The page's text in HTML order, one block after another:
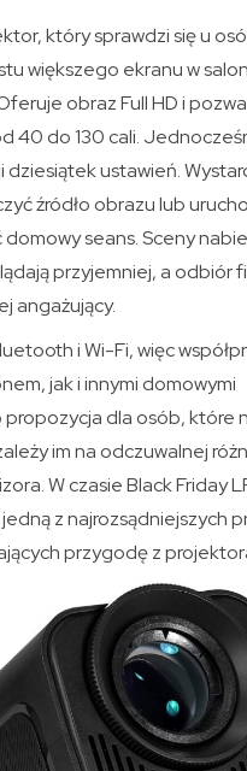
który sprawdzi się u
większego ekranu w
obraz Full HD i
40 do 130 cali.
dziesiątek ustawień.
źródło obrazu lub
domowy seans. Sceny
przyjemniej, a odbiór
angażujący.
i Wi-Fi, więc
jak i innymi domowymi
propozycja dla osób, które
im na odczuwalnej
W czasie Black Friday
z najrozsądniejszych
przygodę z